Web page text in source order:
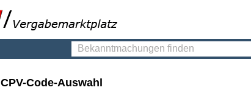
Bekanntmachungen
CPV-Code-Auswahl